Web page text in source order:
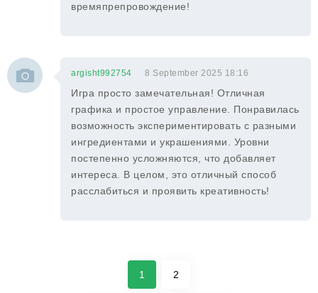
времяпрепровождение!
argisht992754 8 September 2025 18:16
Игра просто замечательная! Отличная
графика и простое управление. Понравилась
возможность экспериментировать с разными
ингредиентами и украшениями. Уровни
постепенно усложняются, что добавляет
интереса. В целом, это отличный способ
расслабиться и проявить креативность!
1 2